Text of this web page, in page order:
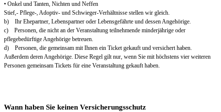
• Onkel und Tanten, Nichten und Neffen
Stief,- Pflege-, Adoptiv- und Schwieger-Verhältnisse stellen wir gleich.
b) Ihr Ehepartner, Lebenspartner oder Lebensgefährte und dessen Angehörige.
c) Personen, die nicht an der Veranstaltung teilnehmende minderjährige oder
pflegebedürftige Angehörige betreuen.
d) Personen, die gemeinsam mit Ihnen ein Ticket gekauft und versichert haben.
Außerdem deren Angehörige. Diese Regel gilt nur, wenn Sie mit höchstens vier weiteren
Personen gemeinsam Tickets für eine Veranstaltung gekauft haben.
Wann haben Sie keinen Versicherungsschutz